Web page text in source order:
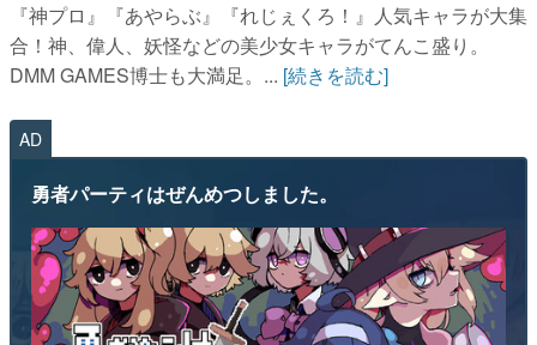
『神プロ』『あやらぶ』『れじぇくろ！』人気キャラが大集
合！神、偉人、妖怪などの美少女キャラがてんこ盛り。
DMM GAMES博士も大満足。... [続きを読む]
AD
勇者パーティはぜんめつしました。